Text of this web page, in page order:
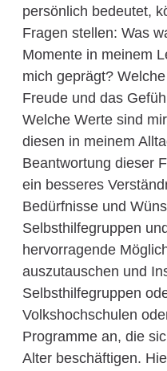
persönlich bedeutet,
Fragen stellen: Was
Momente in meinem
mich geprägt?
Freude und das
Welche Werte sind
diesen in meinem
Beantwortung dieser
ein besseres
Bedürfnisse und
Selbsthilfegruppen
hervorragende
auszutauschen und
Selbsthilfegruppen
Volkshochschulen
Programme an, die
Alter beschäftigen.